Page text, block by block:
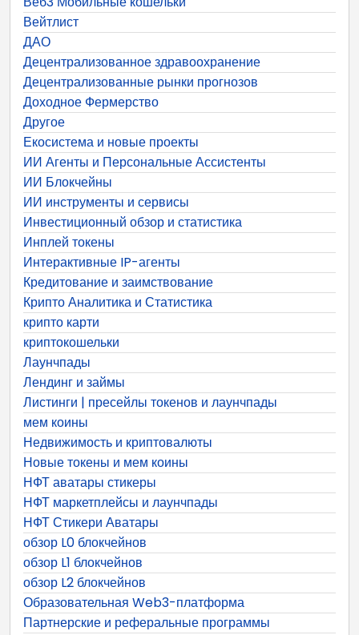
Вейтлист
ДАО
Децентрализованное здравоохранение
Децентрализованные рынки прогнозов
Доходное Фермерство
Другое
Екосистема и новые проекты
ИИ Агенты и Персональные Ассистенты
ИИ Блокчейны
ИИ инструменты и сервисы
Инвестиционный обзор и статистика
Инплей токены
Интерактивные IP-агенты
Кредитование и заимствование
Крипто Аналитика и Статистика
крипто карти
криптокошельки
Лаунчпады
Лендинг и займы
Листинги | пресейлы токенов и лаунчпады
мем коины
Недвижимость и криптовалюты
Новые токены и мем коины
НФТ аватары стикеры
НФТ маркетплейсы и лаунчпады
НФТ Стикери Аватары
обзор L0 блокчейнов
обзор L1 блокчейнов
обзор L2 блокчейнов
Образовательная Web3-платформа
Партнерские и реферальные программы